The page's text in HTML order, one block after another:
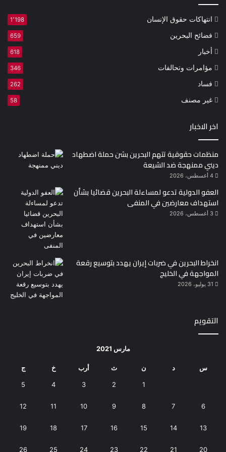
انتهاكات حقوق الإنسان 1٬198
فضائح البحرين 659
أخبار 618
مؤامرات وتحالفات 346
فساد 262
غير مصنف 58
اخر الاخبار
منظمات حقوقية تتهم البحرين بشن حملة اضطهاد
ديني ممنهجة ضد الشيعة
4 أغسطس، 2026
العفو الدولية تدعو لمساءلة البحرين قضائيا بشأن
استهداف معارضين في المنفى
3 أغسطس، 2026
انخراط البحرين في ضربات إيران يهدد بتوسيع رقعة
المواجهة في الخليج
31 يوليو، 2026
التقويم
مارس 2021
س د ن ث أرب خ ج
1
2
3
4
5
6
7
8
9
10
11
12
13
14
15
16
17
18
19
20
21
22
23
24
25
26